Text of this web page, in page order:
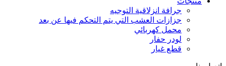
جرافة انزلاقية التوجيه
جزازات العشب التي يتم التحكم فيها عن بعد
محمل كهربائي
لودر حفار
قطع غيار